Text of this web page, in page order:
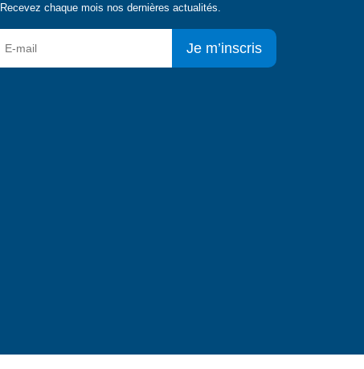
Recevez chaque mois nos dernières actualités.
Je m’inscris